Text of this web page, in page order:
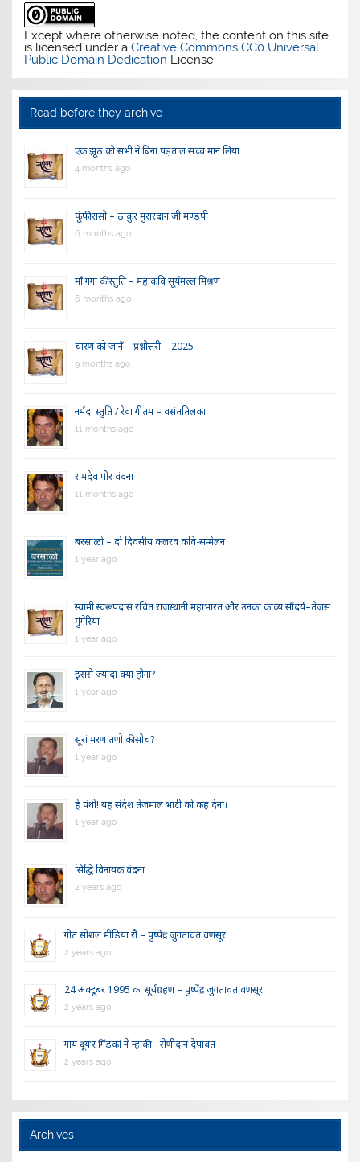
Except where otherwise noted, the content on this site
is licensed under aCreative Commons CC0 Universal
Public Domain Dedication License.
Read before they archive
एक झूठ को सभी ने बिना पड़ताल सच्च मान लिया
4 months ago
फूंफी रासो – ठाकुर मुरारदान जी मण्डपी
6 months ago
माँ गंगा की स्तुति – महाकवि सूर्यमल्ल मिश्रण
6 months ago
चारण को जानें – प्रश्नोत्तरी – 2025
9 months ago
नर्मदा स्तुति / रेवा गीतम – वसंततिलका
11 months ago
रामदेव पीर वंदना
11 months ago
बरसाळो – दो दिवसीय कलरव कवि-सम्मेलन
1 year ago
स्वामी स्वरूपदास रचित राजस्थानी महाभारत और उनका काव्य सौंदर्य–तेजस
मुंगेरिया
1 year ago
इससे ज्यादा क्या होगा?
1 year ago
सूरां मरण तणो की सोच?
1 year ago
हे पंथी! यह संदेश तेजमाल भाटी को कह देना।
1 year ago
सिद्धि विनायक वंदना
2 years ago
गीत सोशल मीडिया रौ – पुष्पेंद्र जुगतावत वणसूर
2 years ago
24 अक्टूबर 1995 का सूर्यग्रहण – पुष्पेंद्र जुगतावत वणसूर
2 years ago
गाय दूय’र गिंडकां ने न्हाकी – सेणीदान देपावत
2 years ago
Archives